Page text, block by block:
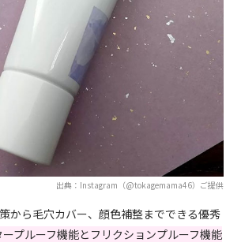
出典：Instagram（@tokagemama46）ご提供
から毛穴カバー、顔色補整までできる優秀
ープルーフ機能とフリクションプルーフ機能